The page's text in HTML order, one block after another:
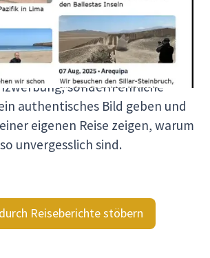
Bericht erzählt eine
und zeigt dir, wer mit uns
bewegen und wie es sich
mit Viventura unterwegs zu sein.
sondern ehrliche
authentisches Bild geben und
eigenen Reise zeigen, warum
unvergesslich sind.
Reiseberichte stöbern